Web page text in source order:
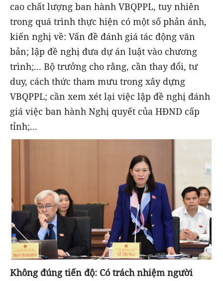
cao chất lượng ban hành VBQPPL, tuy nhiên
trong quá trình thực hiện có một số phản ánh,
kiến nghị về: Vấn đề đánh giá tác động văn
bản; lập đề nghị đưa dự án luật vào chương
trình;... Bộ trưởng cho rằng, cần thay đổi, tư
duy, cách thức tham mưu trong xây dựng
VBQPPL; cần xem xét lại việc lập đề nghị đánh
giá việc ban hành Nghị quyết của HĐND cấp
tỉnh;...
Không đúng tiến độ: Có trách nhiệm người